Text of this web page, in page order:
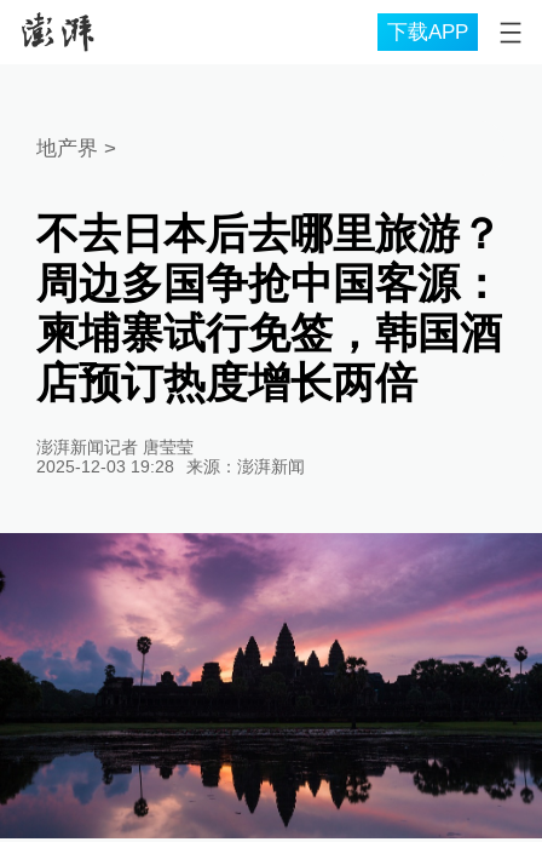
下载APP
地产界 >
不去日本后去哪里旅游？
周边多国争抢中国客源：
柬埔寨试行免签，韩国酒
店预订热度增长两倍
澎湃新闻记者 唐莹莹
2025-12-03 19:28
来源： 澎湃新闻